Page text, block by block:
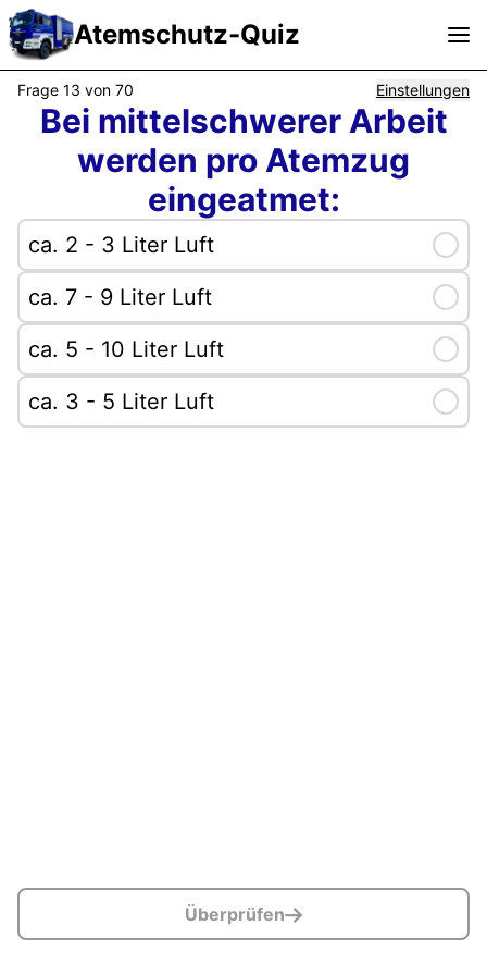
Frage 13 von 70 Einstellungen
Bei mittelschwerer Arbeit
werden pro Atemzug
eingeatmet:
ca. 2 - 3 Liter Luft
ca. 7 - 9 Liter Luft
ca. 5 - 10 Liter Luft
ca. 3 - 5 Liter Luft
Überprüfen
Sehmer
|
15:18